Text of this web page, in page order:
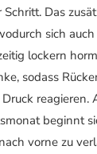
Schritt. Das
sich
lockern
sodass
reagieren.
beginnt
vorne zu